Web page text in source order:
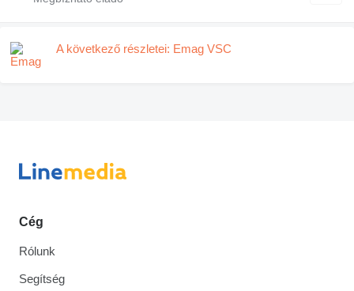
A következő részletei: Emag VSC
Cég
Rólunk
Segítség